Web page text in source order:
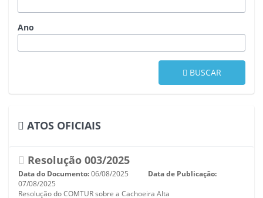
Ano
BUSCAR
ATOS OFICIAIS
Resolução 003/2025
Data do Documento:06/08/2025
Data de Publicação:
07/08/2025
Resolução do COMTUR sobre a Cachoeira Alta